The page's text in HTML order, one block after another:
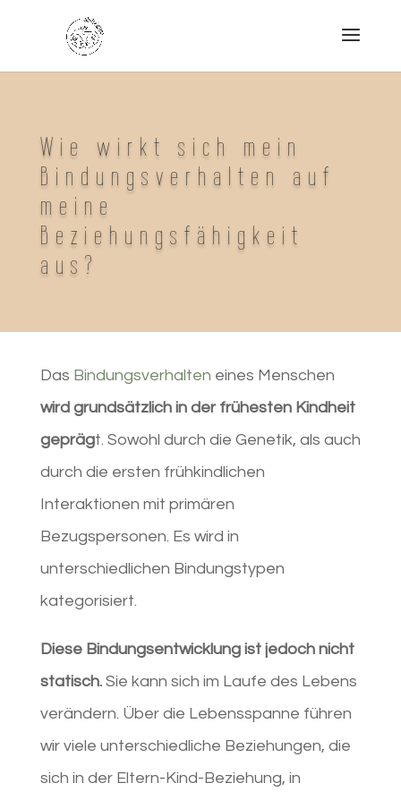
Wie wirkt sich mein
Bindungsverhalten auf
meine
Beziehungsfähigkeit
aus?
Das Bindungsverhalten eines Menschen
wird grundsätzlich in der frühesten Kindheit
geprägt. Sowohl durch die Genetik, als auch
durch die ersten frühkindlichen
Interaktionen mit primären
Bezugspersonen. Es wird in
unterschiedlichen Bindungstypen
kategorisiert.
Diese Bindungsentwicklung ist jedoch nicht
statisch.Sie kann sich im Laufe des Lebens
verändern. Über die Lebensspanne führen
wir viele unterschiedliche Beziehungen, die
sich in der Eltern-Kind-Beziehung, in